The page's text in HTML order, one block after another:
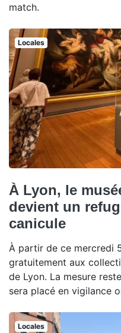
match.
Locales
À Lyon, le
devient un
canicule
À partir de ce mercredi
gratuitement aux
de Lyon. La mesure
sera placé en vigilance
Locales